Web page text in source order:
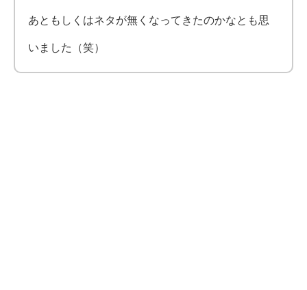
あともしくはネタが無くなってきたのかなとも思
いました（笑）